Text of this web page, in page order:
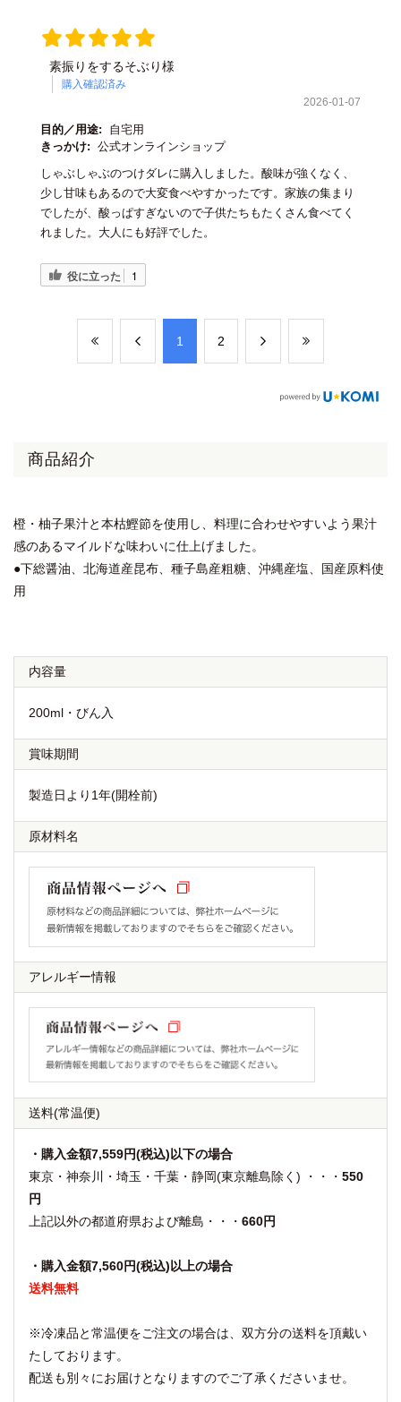
素振りをするそぶり様
購入確認済み
2026-01-07
目的／用途:
自宅用
きっかけ: 公式オンラインショップ
しゃぶしゃぶのつけダレに購入しました。酸味が強くなく、
少し甘味もあるので大変食べやすかったです。家族の集まり
でしたが、酸っぱすぎないので子供たちもたくさん食べてく
れました。大人にも好評でした。
役に立った 1
​1 ​2
商品紹介
橙・柚子果汁と本枯鰹節を使用し、料理に合わせやすいよう果汁
感のあるマイルドな味わいに仕上げました。
●下総醤油、北海道産昆布、種子島産粗糖、沖縄産塩、国産原料使
用
内容量
200ml・びん入
賞味期間
製造日より1年(開栓前)
原材料名
アレルギー情報
送料(常温便)
・購入金額7,559円(税込)以下の場合
東京・神奈川・埼玉・千葉・静岡(東京離島除く) ・・・ 550
円
上記以外の都道府県および離島・・・ 660円
・購入金額7,560円(税込)以上の場合
送料無料
※冷凍品と常温便をご注文の場合は、双方分の送料を頂戴い
たしております。
配送も別々にお届けとなりますのでご了承くださいませ。